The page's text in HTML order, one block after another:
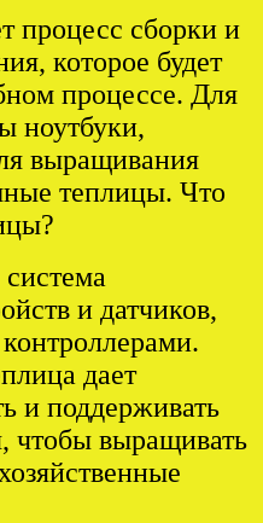
процесс сборки и
которое будет
процессе. Для
ноутбуки,
выращивания
теплицы. Что
и датчиков,
дает
и поддерживать
чтобы выращивать